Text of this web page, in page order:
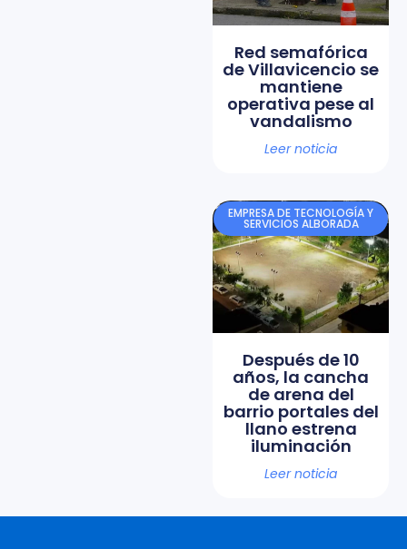
Red semafórica
de Villavicencio se
mantiene
operativa pese al
vandalismo
Leer noticia
EMPRESA DE TECNOLOGÍA Y
SERVICIOS ALBORADA
Después de 10
años, la cancha
de arena del
barrio portales del
llano estrena
iluminación
Leer noticia